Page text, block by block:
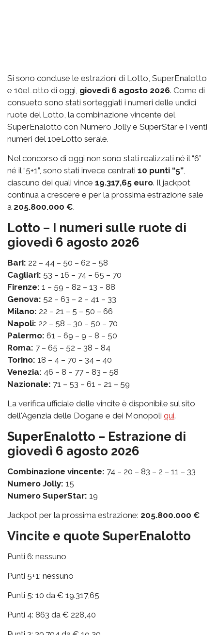
Si sono concluse le estrazioni di Lotto, SuperEnalotto
e 10eLotto di oggi, giovedì 6 agosto 2026. Come di
consueto sono stati sorteggiati i numeri delle undici
ruote del Lotto, la combinazione vincente del
SuperEnalotto con Numero Jolly e SuperStar e i venti
numeri del 10eLotto serale.
Nel concorso di oggi non sono stati realizzati né il “6”
né il “5+1”, sono stati invece centrati 10 punti “5”
ciascuno dei quali vince 19.317,65 euro. Il jackpot
continua a crescere e per la prossima estrazione sale
a 205.800.000 €.
Lotto – I numeri sulle ruote di
giovedì 6 agosto 2026
Bari: 22 – 44 – 50 – 62 – 58
Cagliari: 53 – 16 – 74 – 65 – 70
Firenze: 1 – 59 – 82 – 13 – 88
Genova: 52 – 63 – 2 – 41 – 33
Milano: 22 – 21 – 5 – 50 – 66
Napoli: 22 – 58 – 30 – 50 – 70
Palermo: 61 – 69 – 9 – 8 – 50
Roma: 7 – 65 – 52 – 38 – 84
Torino: 18 – 4 – 70 – 34 – 40
Venezia: 46 – 8 – 77 – 83 – 58
Nazionale: 71 – 53 – 61 – 21 – 59
La verifica ufficiale delle vincite è disponibile sul sito
dell'Agenzia delle Dogane e dei Monopoli qui.
SuperEnalotto – Estrazione di
giovedì 6 agosto 2026
Combinazione vincente: 74 – 20 – 83 – 2 – 11 – 33
Numero Jolly: 15
Numero SuperStar: 19
Jackpot per la prossima estrazione: 205.800.000 €
Vincite e quote SuperEnalotto
Punti 6: nessuno
Punti 5+1: nessuno
Punti 5: 10 da € 19.317,65
Punti 4: 863 da € 228,40